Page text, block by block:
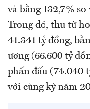
và bằng 132,7%
Trong đó, thu từ
41.341 tỷ đồng,
ương (66.600 tỷ
phấn đấu (74.040
với cùng kỳ năm